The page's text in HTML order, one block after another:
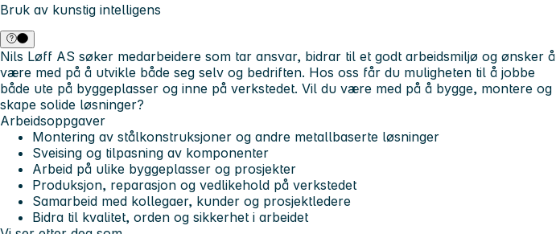
Bruk av kunstig intelligens
Nils Løff AS søker medarbeidere som tar ansvar, bidrar til et godt arbeidsmiljø og ønsker å
være med på å utvikle både seg selv og bedriften. Hos oss får du muligheten til å jobbe
både ute på byggeplasser og inne på verkstedet. Vil du være med på å bygge, montere og
skape solide løsninger?
Arbeidsoppgaver
Montering av stålkonstruksjoner og andre metallbaserte løsninger
Sveising og tilpasning av komponenter
Arbeid på ulike byggeplasser og prosjekter
Produksjon, reparasjon og vedlikehold på verkstedet
Samarbeid med kollegaer, kunder og prosjektledere
Bidra til kvalitet, orden og sikkerhet i arbeidet